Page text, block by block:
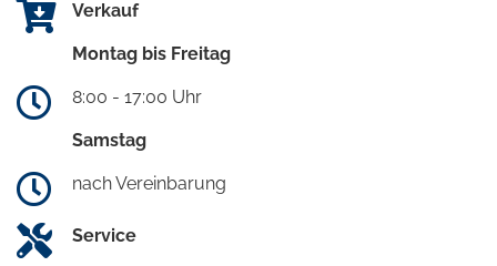
Verkauf
Montag bis Freitag
8:00 - 17:00 Uhr
Samstag
nach Vereinbarung
Service